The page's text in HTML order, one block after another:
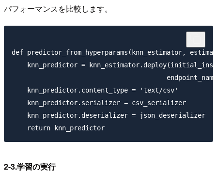
パフォーマンスを比較します。
def predictor_from_hyperparams(knn_estimator,
knn_predictor =
    knn_predictor.content_type = 'text/csv'
    knn_predictor.serializer = csv_serializer
    knn_predictor.deserializer = json_deserializer
2-3.学習の実行